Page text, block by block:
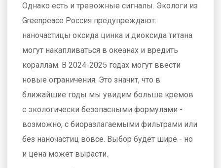
Однако есть и тревожные сигналы. Экологи из
Greenpeace Россия предупреждают:
наночастицы оксида цинка и диоксида титана
могут накапливаться в океанах и вредить
кораллам. В 2024-2025 годах могут ввести
новые ограничения. Это значит, что в
ближайшие годы мы увидим больше кремов
с экологически безопасными формулами -
возможно, с биоразлагаемыми фильтрами или
без наночастиц вовсе. Выбор будет шире - но
и цена может вырасти.